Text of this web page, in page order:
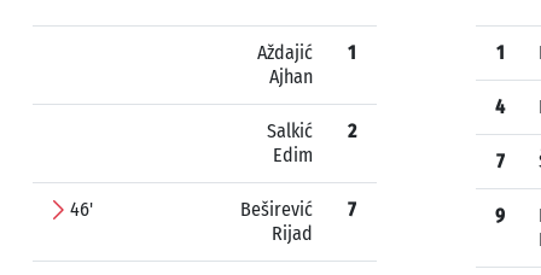
Aždajić
Ajhan
1
Salkić
Edim
2
46'
Beširević
Rijad
7
1
4
7
9